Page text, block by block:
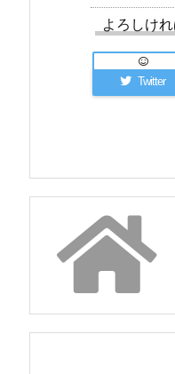
よろしけ
Twitter